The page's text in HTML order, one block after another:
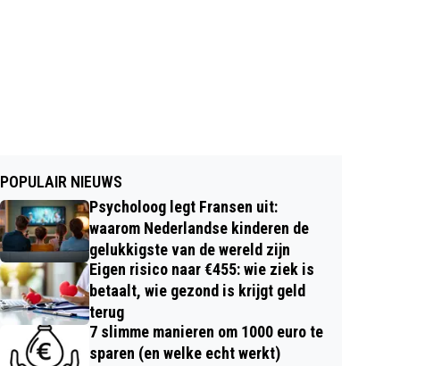
POPULAIR NIEUWS
Psycholoog legt Fransen uit:
waarom Nederlandse kinderen de
gelukkigste van de wereld zijn
Eigen risico naar €455: wie ziek is
betaalt, wie gezond is krijgt geld
terug
7 slimme manieren om 1000 euro te
sparen (en welke echt werkt)